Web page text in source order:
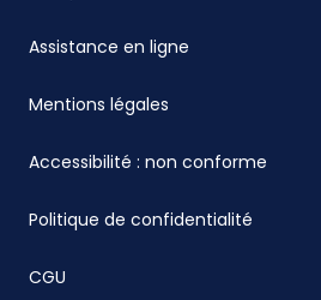
Assistance en ligne
Mentions légales
Accessibilité : non conforme
Politique de confidentialité
CGU